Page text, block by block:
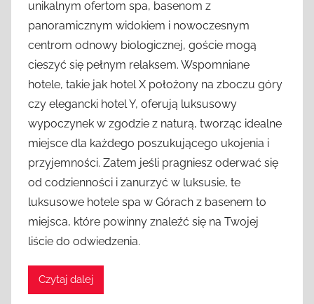
unikalnym ofertom spa, basenom z
panoramicznym widokiem i nowoczesnym
centrom odnowy biologicznej, goście mogą
cieszyć się pełnym relaksem. Wspomniane
hotele, takie jak hotel X położony na zboczu góry
czy elegancki hotel Y, oferują luksusowy
wypoczynek w zgodzie z naturą, tworząc idealne
miejsce dla każdego poszukującego ukojenia i
przyjemności. Zatem jeśli pragniesz oderwać się
od codzienności i zanurzyć w luksusie, te
luksusowe hotele spa w Górach z basenem to
miejsca, które powinny znaleźć się na Twojej
liście do odwiedzenia.
Czytaj dalej